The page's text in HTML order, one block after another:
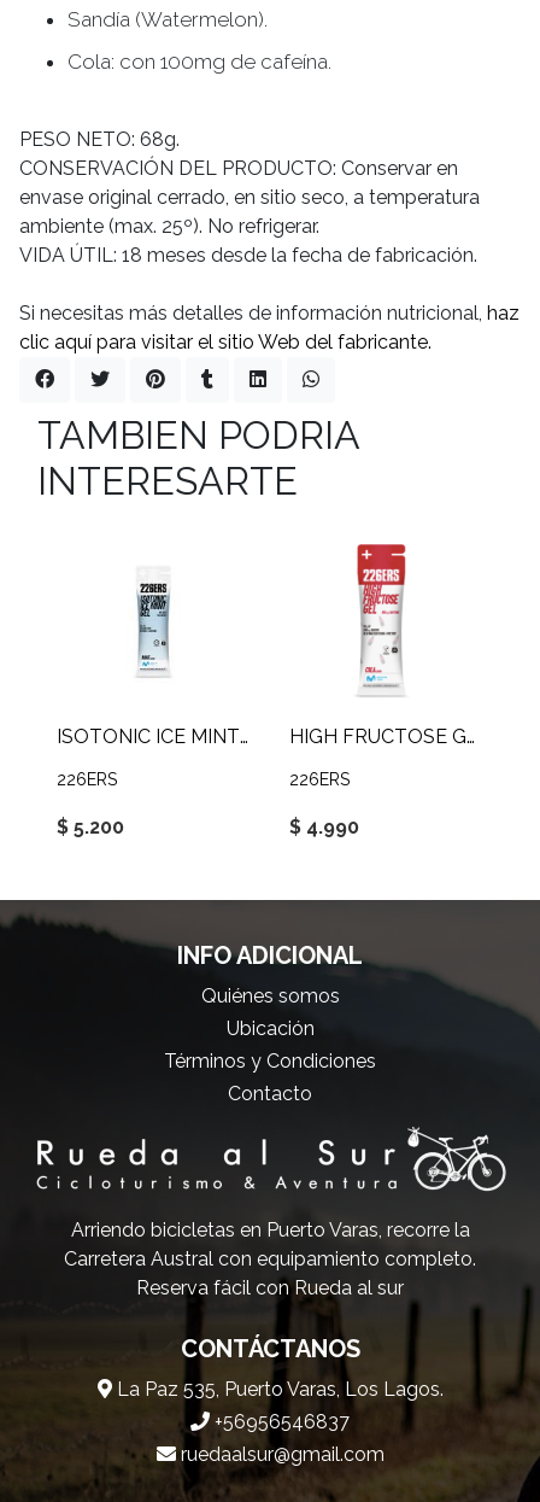
Sandía (Watermelon).
Cola: con 100mg de cafeína.
PESO NETO: 68g.
CONSERVACIÓN DEL PRODUCTO: Conservar en
envase original cerrado, en sitio seco, a temperatura
ambiente (max. 25º). No refrigerar.
VIDA ÚTIL: 18 meses desde la fecha de fabricación.
Si necesitas más detalles de información nutricional, haz
clic aquí para visitar el sitio Web del fabricante.
TAMBIEN PODRIA
INTERESARTE
ISOTONIC ICE MINT GEL
226ERS
$ 5.200
HIGH FRUCTOSE GEL 80G
226ERS
$ 4.990
INFO ADICIONAL
Quiénes somos
Ubicación
Términos y Condiciones
Contacto
Arriendo bicicletas en Puerto Varas, recorre la
Carretera Austral con equipamiento completo.
Reserva fácil con Rueda al sur
CONTÁCTANOS
La Paz 535, Puerto Varas, Los Lagos.
+56956546837
ruedaalsur@gmail.com